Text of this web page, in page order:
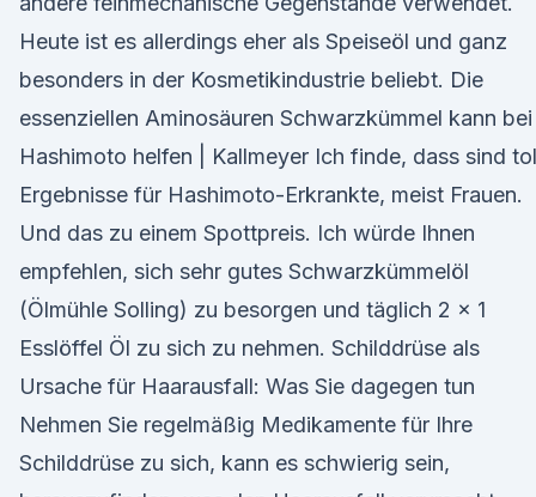
Heute ist es allerdings eher als Speiseöl und ganz
besonders in der Kosmetikindustrie beliebt. Die
essenziellen Aminosäuren Schwarzkümmel kann bei
Hashimoto helfen | Kallmeyer Ich finde, dass sind
Ergebnisse für Hashimoto-Erkrankte, meist Frauen.
Und das zu einem Spottpreis. Ich würde Ihnen
empfehlen, sich sehr gutes Schwarzkümmelöl
(Ölmühle Solling) zu besorgen und täglich 2 x 1
Esslöffel Öl zu sich zu nehmen. Schilddrüse als
Ursache für Haarausfall: Was Sie dagegen tun
Nehmen Sie regelmäßig Medikamente für Ihre
Schilddrüse zu sich, kann es schwierig sein,